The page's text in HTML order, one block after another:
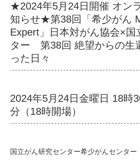
★2024年5月24日開催 オン
知らせ★第38回「希少がん
Expert」日本対がん協会×国
ター 第38回 絶望からの生
った日々
2024年5月24日金曜日 18時
分（18時開場）
国立がん研究センター希少がんセンタ